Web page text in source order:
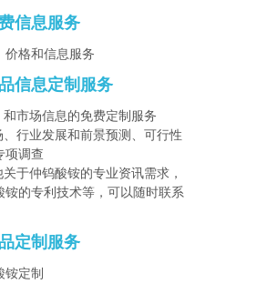
信息服务
价格和信息服务
信息定制服务
市场信息的免费定制服务
行业发展和前景预测、可行性
项调查
于仲钨酸铵的专业资讯需求，
铵的专利技术等，可以随时联系
定制服务
铵定制